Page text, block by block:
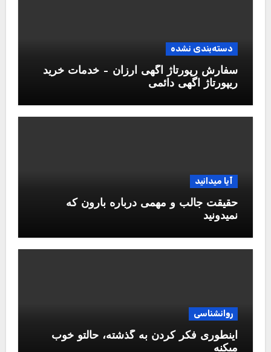
دسته‌بندی نشده
سفارش رپورتاژ آگهی ارزان – خدمات خرید
ریپورتاژ اگهی دائمی
آیا میدانید
حقیقت جالب و مهمی درباره بارون که
نمیدونید
روانشناسی
اینطوری فکر کردن به گذشته، حالتو خوب
میکنه